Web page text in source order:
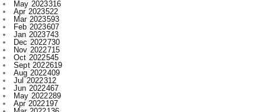
May 2023316
Apr 2023522
Mar 2023593
Feb 2023607
Jan 2023743
Dec 2022730
Nov 2022715
Oct 2022545
Sept 2022619
Aug 2022409
Jul 2022312
Jun 2022467
May 2022289
Apr 2022197